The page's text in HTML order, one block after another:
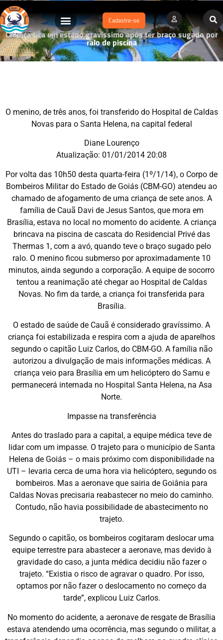
Cadastre-se
Criança fica em estado gravíssimo após ter braço sugado por
ralo de piscina
O menino, de três anos, foi transferido do Hospital de Caldas
Novas para o Santa Helena, na capital federal
Diane Lourenço
Atualização: 01/01/2014 20:08
Por volta das 10h50 desta quarta-feira (1º/1/14), o Corpo de
Bombeiros Militar do Estado de Goiás (CBM-GO) atendeu ao
chamado de afogamento de uma criança de sete anos. A
família de Cauã Davi de Jesus Santos, que mora em
Brasília, estava no local no momento do acidente. A criança
brincava na piscina de cascata do Residencial Privé das
Thermas 1, com a avó, quando teve o braço sugado pelo
ralo. O menino ficou submerso por aproximadamente 10
minutos, ainda segundo a corporação. A equipe de socorro
tentou a reanimação até chegar ao Hospital de Caldas
Novas. No fim da tarde, a criança foi transferida para
Brasília.
O estado de saúde de Cauã é considerado gravíssimo. A
criança foi estabilizada e respira com a ajuda de aparelhos
segundo o capitão Luiz Carlos, do CBM-GO. A família não
autorizou a divulgação de mais informações médicas. A
criança veio para Brasília em um helicóptero do Samu e
permanecerá internada no Hospital Santa Helena, na Asa
Norte.
Impasse na transferência
Antes do traslado para a capital, a equipe médica teve de
lidar com um impasse. O trajeto para o município de Santa
Helena de Goiás – o mais próximo com disponibilidade na
UTI – levaria cerca de uma hora via helicóptero, segundo os
bombeiros. Mas a aeronave que sairia de Goiânia para
Caldas Novas precisaria reabastecer no meio do caminho.
Contudo, não havia possibilidade de abastecimento no
trajeto.
Segundo o capitão, os bombeiros cogitaram deslocar uma
equipe terrestre para abastecer a aeronave, mas devido à
gravidade do caso, a junta médica decidiu não fazer o
trajeto. “Existia o risco de agravar o quadro. Por isso,
optamos por não fazer o deslocamento no começo da
tarde”, explicou Luiz Carlos.
No momento do acidente, a aeronave de resgate de Brasília
estava atendendo uma ocorrência, mas segundo o militar, a